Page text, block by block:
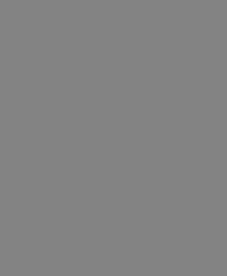
από το
ότι
τιμώνται σε
ανθρώπων
είναι επωφελές
προκειμένου να
σχετικά με
τους.
προκειμένου να
σχετικά με
τους.